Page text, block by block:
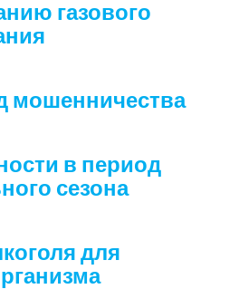
газового
мошенничества
в период
сезона
для